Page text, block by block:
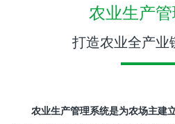
农业生产
打造农业全产业
农业生产管理系统是为农场主建